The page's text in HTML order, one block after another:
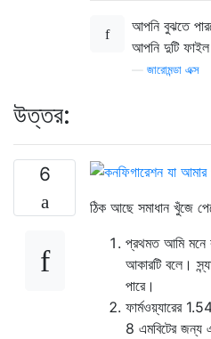
আপনি বুঝতে
আপনি দুটি
জারোমন্ডা এক্স
উত্তর:
6
ঠিক আছে সমাধান খুঁজে
প্রথমত আমি মনে
আকারটি বলে।
পারে।
ফার্মওয়্যারের
8 এমবিটের জন্য